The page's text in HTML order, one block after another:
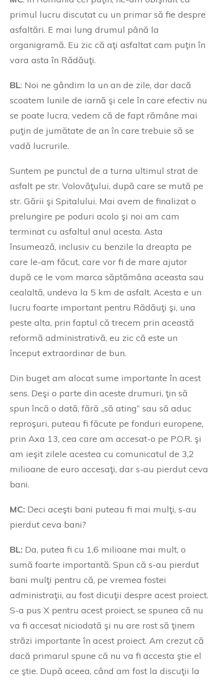
primul lucru discutat cu un primar să fie despre
asfaltări. E mai lung drumul până la
organigramă. Eu zic că aţi asfaltat cam puţin în
vara asta în Rădăuţi.
BL: Noi ne gândim la un an de zile, dar dacă
scoatem lunile de iarnă şi cele în care efectiv nu
se poate lucra, vedem că de fapt rămâne mai
puţin de jumătate de an în care trebuie să se
vadă lucrurile.
Suntem pe punctul de a turna ultimul strat de
asfalt pe str. Volovăţului, după care se mută pe
str. Gării şi Spitalului. Mai avem de finalizat o
prelungire pe poduri acolo şi noi am cam
terminat cu asfaltul anul acesta. Asta
însumează, inclusiv cu benzile la dreapta pe
care le-am făcut, care vor fi de mare ajutor
după ce le vom marca săptămâna aceasta sau
cealaltă, undeva la 5 km de asfalt. Acesta e un
lucru foarte important pentru Rădăuţi şi, una
peste alta, prin faptul că trecem prin această
reformă administrativă, eu zic că este un
început extraordinar de bun.
Din buget am alocat sume importante în acest
sens. Deşi o parte din aceste drumuri, ţin să
spun încă o dată, fără „să ating” sau să aduc
reproşuri, puteau fi făcute pe fonduri europene,
prin Axa 13, cea care am accesat-o pe P.O.R. şi
am ieşit zilele acestea cu comunicatul de 3,2
milioane de euro accesaţi, dar s-au pierdut ceva
bani.
MC: Deci aceşti bani puteau fi mai mulţi, s-au
pierdut ceva bani?
BL: Da, putea fi cu 1,6 milioane mai mult, o
sumă foarte importantă. Spun că s-au pierdut
bani mulţi pentru că, pe vremea fostei
administraţii, au fost dicuţii despre acest proiect.
S-a pus X pentru acest proiect, se spunea că nu
va fi accesat niciodată şi nu are rost să ţinem
străzi importante în acest proiect. Am crezut că
dacă primarul spune că nu va fi accesta ştie el
ce ştie. După aceea, când am fost la discuţii la